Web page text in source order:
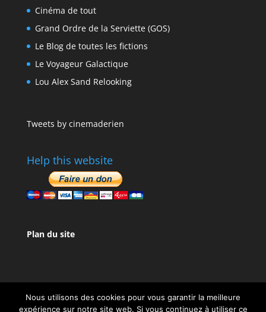
Cinéma de tout
Grand Ordre de la Serviette (GOS)
Le Blog de toutes les fictions
Le Voyageur Galactique
Lou Alex Sand Relooking
Tweets by cinemaderien
Help this website
Plan du site
Nous utilisons des cookies pour vous garantir la meilleure
expérience sur notre site web. Si vous continuez à utiliser ce